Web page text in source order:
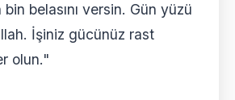
belasını versin. Gün yüzü
İşiniz gücünüz rast
olun."